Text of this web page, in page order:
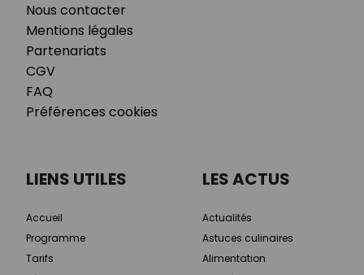
Nous contacter
Mentions légales
Partenariats
CGV
FAQ
Préférences cookies
LIENS UTILES
Accueil
Programme
Tarifs
LES ACTUS
Actualités
Astuces culinaires
Alimentation